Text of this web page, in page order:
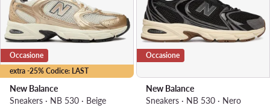
extra -25% Codice: LAST
Occasione
New Balance
Sneakers · NB 530 · Beige
Occasione
New Balance
Sneakers · NB 530 · Nero